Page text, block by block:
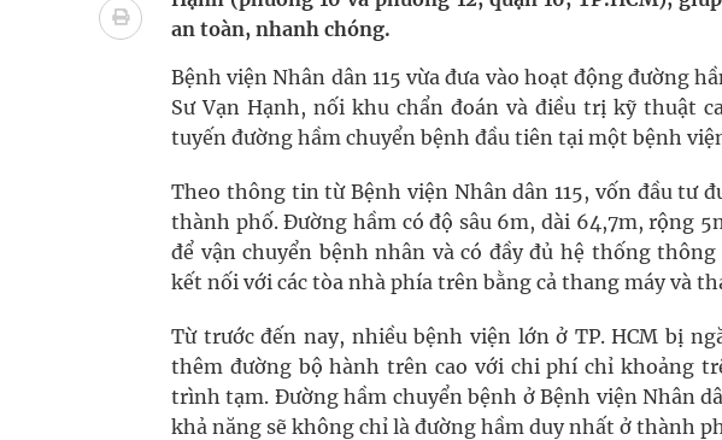
Pháp luật – Sức khỏe – Doanh nghiệp: Tìm giải pháp tăng cường
Ngày hoạt động đầu tiên, Bệnh viện Phụ sản Trung ương cơ sở 2 đón
Dự báo thời tiết ngày 06/8/2026: Bắc Bộ có mưa dông rải rác.
Quảng Trị: Phát huy vai trò của chính quyền địa phương hai cấp trong
bảo vệ sức khỏe Nhân dân
Không chỉ cắt tóc, Đông Tây Barbershop dành nguồn lực cho môi
an toàn, nhanh chóng.
Bệnh viện Nhân dân 115 vừa đưa vào hoạt động đường
Sư Vạn Hạnh, nối khu chẩn đoán và điều trị kỹ thuật
tuyến đường hầm chuyển bệnh đầu tiên tại một bệnh
Theo thông tin từ Bệnh viện Nhân dân 115, vốn đầu tư
thành phố. Đường hầm có độ sâu 6m, dài 64,7m, rộng
để vận chuyển bệnh nhân và có đầy đủ hệ thống
kết nối với các tòa nhà phía trên bằng cả thang máy và
Từ trước đến nay, nhiều bệnh viện lớn ở TP. HCM bị
thêm đường bộ hành trên cao với chi phí chỉ khoảng
trình tạm. Đường hầm chuyển bệnh ở Bệnh viện Nhân
khả năng sẽ không chỉ là đường hầm duy nhất ở thành